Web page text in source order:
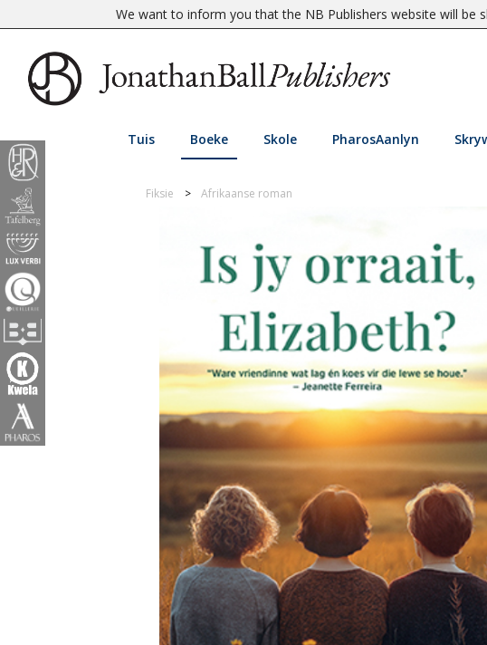
We want to inform you that the NB Publishers website will be
Tuis Boeke Skole PharosAanlyn
Fiksie Afrikaanse roman